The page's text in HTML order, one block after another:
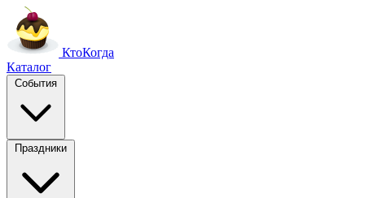
КтоКогда
Каталог
События
Праздники